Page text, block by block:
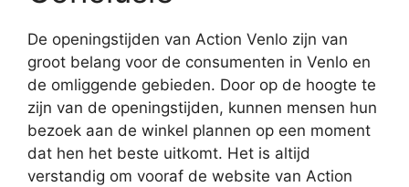
De openingstijden van Action Venlo zijn van
groot belang voor de consumenten in Venlo en
de omliggende gebieden. Door op de hoogte te
zijn van de openingstijden, kunnen mensen hun
bezoek aan de winkel plannen op een moment
dat hen het beste uitkomt. Het is altijd
verstandig om vooraf de website van Action